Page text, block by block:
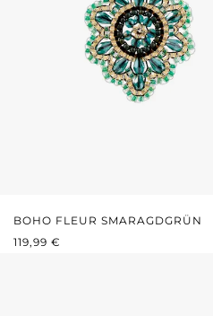
BOHO FLEUR SMARAGDGRÜN
REGULÄRER PREIS:
119,99 €